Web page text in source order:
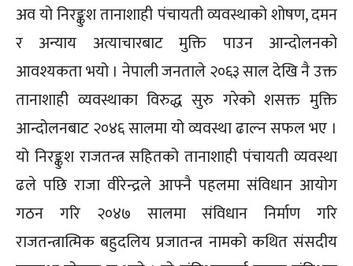
अव यो निरङ्कुश तानाशाही पंचायती व्यवस्थाको शोषण, दमन
र अन्याय अत्याचारबाट मुक्ति पाउन आन्दोलनको
आवश्यकता भयो । नेपाली जनताले २०६३ साल देखि नै उक्त
तानाशाही व्यवस्थाका विरुद्ध सुरु गरेको शसक्त मुक्ति
आन्दोलनबाट २०४६ सालमा यो व्यवस्था ढाल्न सफल भए ।
यो निरङ्कुश राजतन्त्र सहितको तानाशाही पंचायती व्यवस्था
ढले पछि राजा वीरेन्द्रले आफ्नै पहलमा संविधान आयोग
गठन गरि २०४७ सालमा संविधान निर्माण गरि
राजतन्त्रात्मिक बहुदलिय प्रजातन्त्र नामको कथित संसदीय